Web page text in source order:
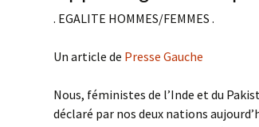
. EGALITE HOMMES/FEMMES .
Un article de Presse Gauche
Nous, féministes de l’Inde et du
déclaré par nos deux nations